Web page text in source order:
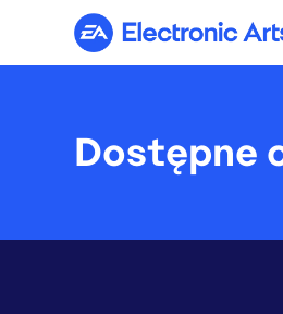
Electronic
Dostępne